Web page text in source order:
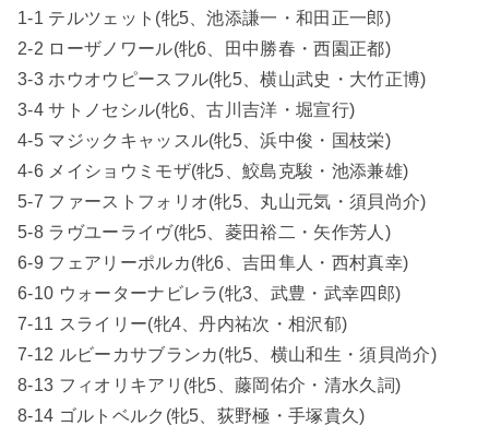
1-1 テルツェット(牝5、池添謙一・和田正一郎)
2-2 ローザノワール(牝6、田中勝春・西園正都)
3-3 ホウオウピースフル(牝5、横山武史・大竹正博)
3-4 サトノセシル(牝6、古川吉洋・堀宣行)
4-5 マジックキャッスル(牝5、浜中俊・国枝栄)
4-6 メイショウミモザ(牝5、鮫島克駿・池添兼雄)
5-7 ファーストフォリオ(牝5、丸山元気・須貝尚介)
5-8 ラヴユーライヴ(牝5、菱田裕二・矢作芳人)
6-9 フェアリーポルカ(牝6、吉田隼人・西村真幸)
6-10 ウォーターナビレラ(牝3、武豊・武幸四郎)
7-11 スライリー(牝4、丹内祐次・相沢郁)
7-12 ルビーカサブランカ(牝5、横山和生・須貝尚介)
8-13 フィオリキアリ(牝5、藤岡佑介・清水久詞)
8-14 ゴルトベルク(牝5、荻野極・手塚貴久)